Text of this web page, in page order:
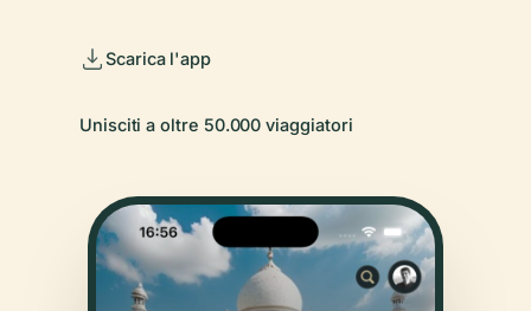
Scarica l'app
Unisciti a oltre 50.000 viaggiatori